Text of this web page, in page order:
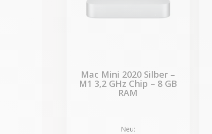
Mac Mini 2020 Silber –
M1 3,2 GHz Chip – 8 GB
RAM
Neu: